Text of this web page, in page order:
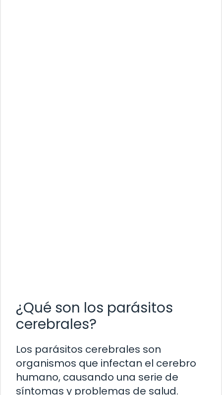
¿Qué son los parásitos
cerebrales?
Los parásitos cerebrales son
organismos que infectan el cerebro
humano, causando una serie de
síntomas y problemas de salud.